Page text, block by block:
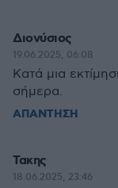
Διονύσιος
19.06.2025, 06:08
Κατά μια
σήμερα.
ΑΠΑΝΤΗΣΗ
Τακης
18.06.2025, 23:46